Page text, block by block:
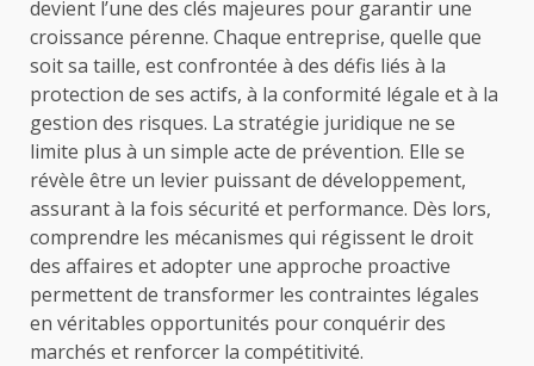
devient l’une des clés majeures pour garantir une
croissance pérenne. Chaque entreprise, quelle que
soit sa taille, est confrontée à des défis liés à la
protection de ses actifs, à la conformité légale et à la
gestion des risques. La stratégie juridique ne se
limite plus à un simple acte de prévention. Elle se
révèle être un levier puissant de développement,
assurant à la fois sécurité et performance. Dès lors,
comprendre les mécanismes qui régissent le droit
des affaires et adopter une approche proactive
permettent de transformer les contraintes légales
en véritables opportunités pour conquérir des
marchés et renforcer la compétitivité.